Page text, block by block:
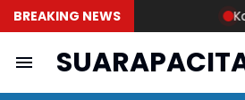
BREAKING NEWS